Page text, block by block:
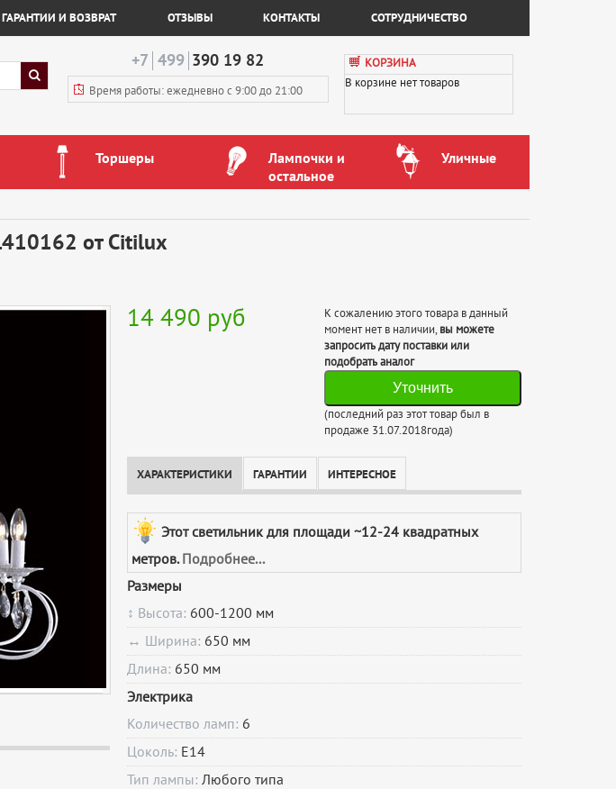
ГАРАНТИИ И ВОЗВРАТ ОТЗЫВЫ КОНТАКТЫ СОТРУДНИЧЕСТВО
+7 499 390 19 82
Время работы: ежедневнос 9:00 до 21:00
КОРЗИНА
В корзине нет товаров
Торшеры
Лампочки и
остальное
Уличные
от Citilux
14 490 руб
К сожалению этого товара в данный
момент нет в наличии, вы можете
запросить дату поставки или
подобрать аналог
Уточнить
(последний раз этот товар был в
продаже 31.07.2018года)
ХАРАКТЕРИСТИКИ ГАРАНТИИ ИНТЕРЕСНОЕ
Этот светильник для площади ~12-24 квадратных
метров.Подробнее...
Размеры
↕ Высота: 600-1200 мм
↔ Ширина: 650 мм
Длина: 650 мм
Электрика
Количество ламп: 6
Цоколь: E14
Тип лампы: Любого типа